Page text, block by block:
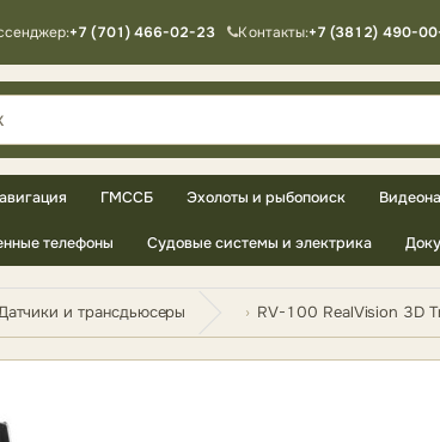
+7 (701) 466-02-23 Контакты:+7 (3812) 490-
ГМССБ Эхолоты и рыбопоиск
телефоны Судовые системы и электрика
и трансдьюсеры RV-100 RealVision 3D